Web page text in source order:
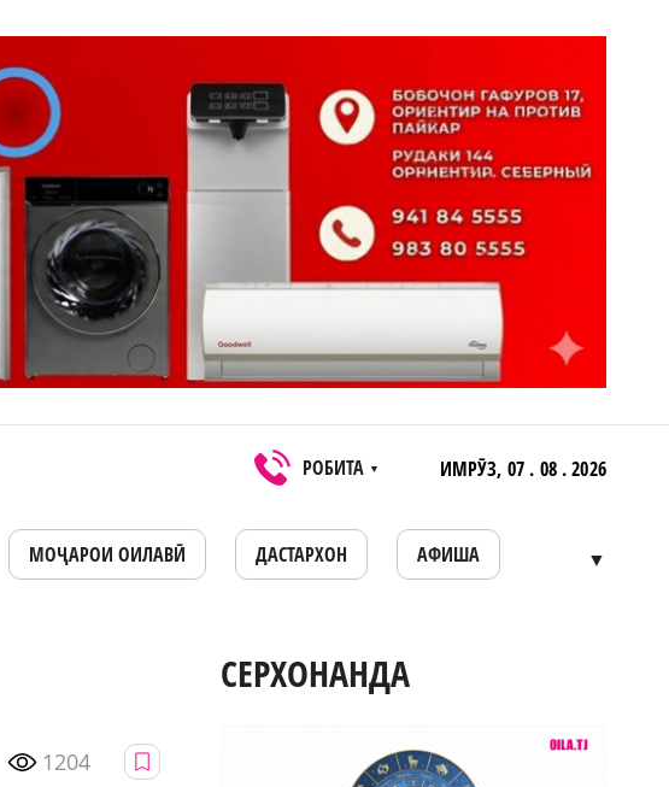
РОБИТА ▼ ИМРӮЗ, 07 . 08 . 2026
МОҶАРОИ ОИЛАВӢ ДАСТАРХОН АФИША ▼
1204
СЕРХОНАНДА